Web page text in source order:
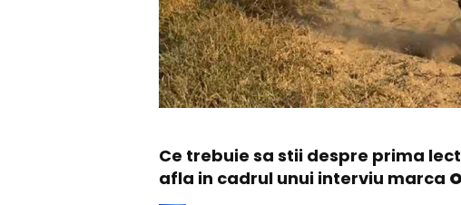
Ce trebuie sa stii despre prima
afla in cadrul unui interviu marca